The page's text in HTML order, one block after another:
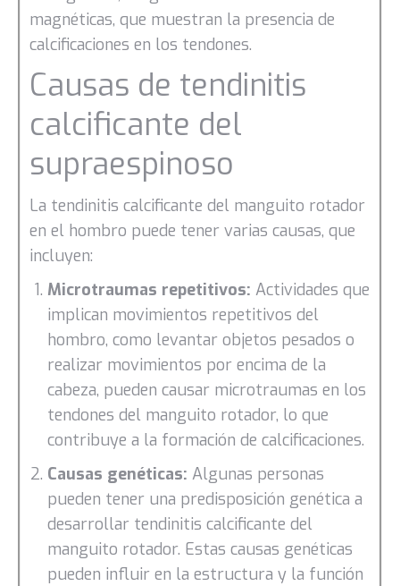
magnéticas, que muestran la presencia de
calcificaciones en los tendones.
Causas de tendinitis
calcificante del
supraespinoso
La tendinitis calcificante del manguito rotador
en el hombro puede tener varias causas, que
incluyen:
Microtraumas repetitivos: Actividades que
implican movimientos repetitivos del
hombro, como levantar objetos pesados o
realizar movimientos por encima de la
cabeza, pueden causar microtraumas en los
tendones del manguito rotador, lo que
contribuye a la formación de calcificaciones.
Causas genéticas: Algunas personas
pueden tener una predisposición genética a
desarrollar tendinitis calcificante del
manguito rotador. Estas causas genéticas
pueden influir en la estructura y la función